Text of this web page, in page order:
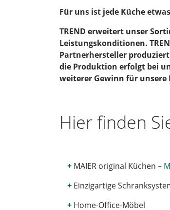
Für uns ist jede Küche
TREND erweitert unser
Leistungskonditionen.
Partnerhersteller
die Produktion erfolgt bei
weiterer Gewinn für unsere
Hier finden
+ MAIER original Küchen –
+ Einzigartige
+ Home-Office-Möbel